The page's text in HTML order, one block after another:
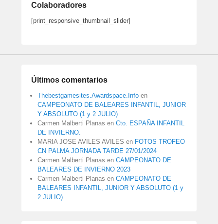
Colaboradores
[print_responsive_thumbnail_slider]
Últimos comentarios
Thebestgamesites.Awardspace.Info en
CAMPEONATO DE BALEARES INFANTIL, JUNIOR
Y ABSOLUTO (1 y 2 JULIO)
Carmen Malberti Planas en Cto. ESPAÑA INFANTIL
DE INVIERNO.
MARIA JOSE AVILES AVILES en FOTOS TROFEO
CN PALMA JORNADA TARDE 27/01/2024
Carmen Malberti Planas en CAMPEONATO DE
BALEARES DE INVIERNO 2023
Carmen Malberti Planas en CAMPEONATO DE
BALEARES INFANTIL, JUNIOR Y ABSOLUTO (1 y
2 JULIO)